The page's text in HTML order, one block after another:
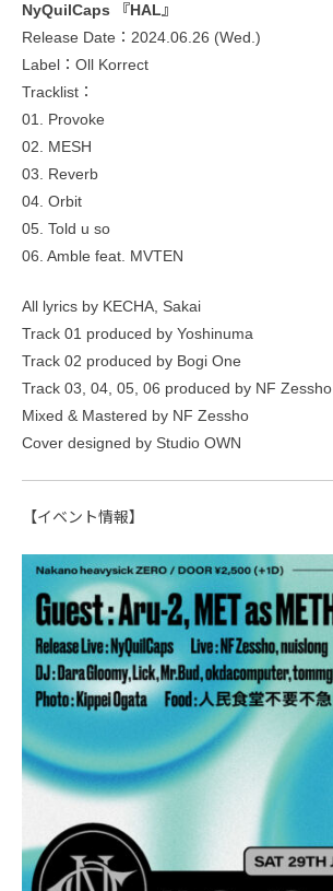
NyQuilCaps 『HAL』
Release Date：2024.06.26 (Wed.)
Label：Oll Korrect
Tracklist：
01. Provoke
02. MESH
03. Reverb
04. Orbit
05. Told u so
06. Amble feat. MVTEN
All lyrics by KECHA, Sakai
Track 01 produced by Yoshinuma
Track 02 produced by Bogi One
Track 03, 04, 05, 06 produced by NF Zessho
Mixed & Mastered by NF Zessho
Cover designed by Studio OWN
【イベント情報】